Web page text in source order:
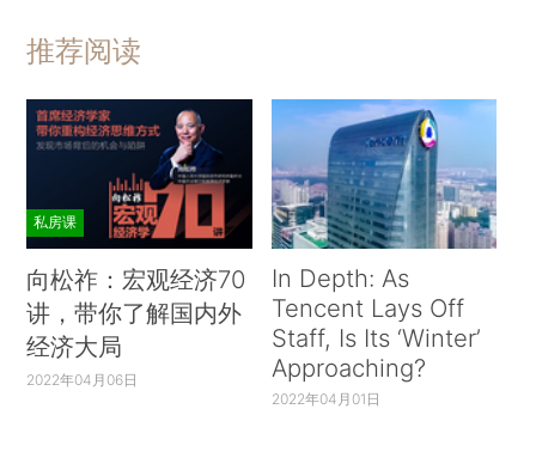
推荐阅读
私房课
向松祚：宏观经济70
讲，带你了解国内外
经济大局
2022年04月06日
In Depth: As
Tencent Lays Off
Staff, Is Its ‘Winter’
Approaching?
2022年04月01日